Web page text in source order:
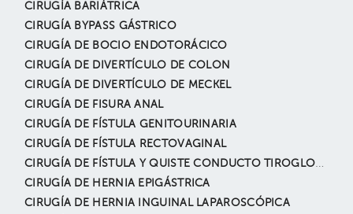
CIRUGÍA BARIÁTRICA
CIRUGÍA BYPASS GÁSTRICO
CIRUGÍA DE BOCIO ENDOTORÁCICO
CIRUGÍA DE DIVERTÍCULO DE COLON
CIRUGÍA DE DIVERTÍCULO DE MECKEL
CIRUGÍA DE FISURA ANAL
CIRUGÍA DE FÍSTULA GENITOURINARIA
CIRUGÍA DE FÍSTULA RECTOVAGINAL
CIRUGÍA DE FÍSTULA Y QUISTE CONDUCTO TIROGLOSO
CIRUGÍA DE HERNIA EPIGÁSTRICA
CIRUGÍA DE HERNIA INGUINAL LAPAROSCÓPICA